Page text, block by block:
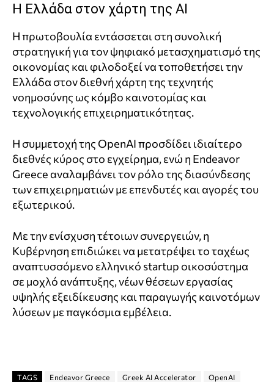
Η Ελλάδα στον χάρτη της AI
Η πρωτοβουλία εντάσσεται στη συνολική
στρατηγική για τον ψηφιακό μετασχηματισμό της
οικονομίας και φιλοδοξεί να τοποθετήσει την
Ελλάδα στον διεθνή χάρτη της τεχνητής
νοημοσύνης ως κόμβο καινοτομίας και
τεχνολογικής επιχειρηματικότητας.
Η συμμετοχή της OpenAI προσδίδει ιδιαίτερο
διεθνές κύρος στο εγχείρημα, ενώ η Endeavor
Greece αναλαμβάνει τον ρόλο της διασύνδεσης
των επιχειρηματιών με επενδυτές και αγορές του
εξωτερικού.
Με την ενίσχυση τέτοιων συνεργειών, η
Κυβέρνηση επιδιώκει να μετατρέψει το ταχέως
αναπτυσσόμενο ελληνικό startup οικοσύστημα
σε μοχλό ανάπτυξης, νέων θέσεων εργασίας
υψηλής εξειδίκευσης και παραγωγής καινοτόμων
λύσεων με παγκόσμια εμβέλεια.
TAGS Endeavor Greece Greek AI Accelerator
OpenAI